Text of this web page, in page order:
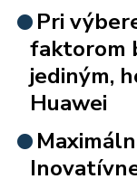
Pri
faktorom
jediným,
Huawei